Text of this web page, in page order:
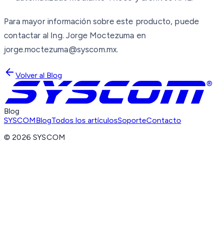
Para mayor información sobre este producto, puede
contactar al Ing. Jorge Moctezuma en
jorge.moctezuma@syscom.mx.
Volver al Blog
Blog
SYSCOMBlogTodos los artículosSoporteContacto
©2026 SYSCOM